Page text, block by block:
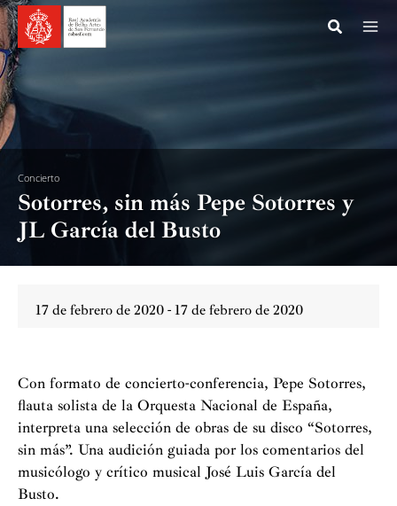
Ir
al
contenido
Concierto
Sotorres, sin más Pepe Sotorres y
JL García del Busto
17 de febrero de 2020 - 17 de febrero de 2020
Con formato de concierto-conferencia, Pepe Sotorres,
flauta solista de la Orquesta Nacional de España,
interpreta una selección de obras de su disco “Sotorres,
sin más”. Una audición guiada por los comentarios del
musicólogo y crítico musical José Luis García del
Busto.